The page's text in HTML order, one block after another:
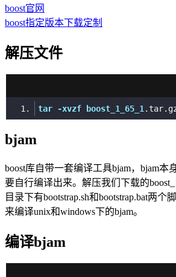
boost官网
boost指定版本下载定制
解压文件
tar -xvzf boost_1_65_1 .tar
bjam
boost库自带一套编译工具bjam，bjam本
要自行编译出来。解压我们下载的
目录下有bootstrap.sh和bootstrap.bat两个
来编译unix和windows下的bjam。
编译bjam